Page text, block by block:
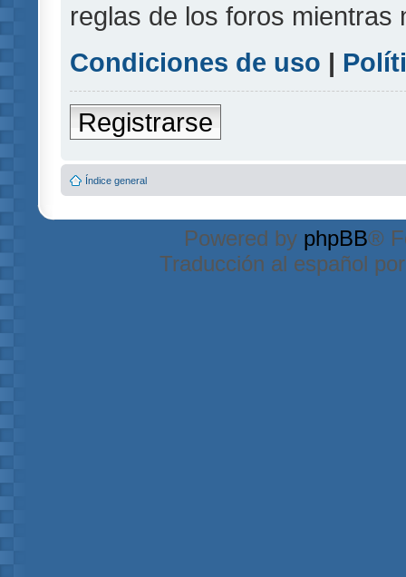
reglas de los foros mientras
Condiciones de uso |
Registrarse
Índice general
Powered by phpBB®
Traducción al español